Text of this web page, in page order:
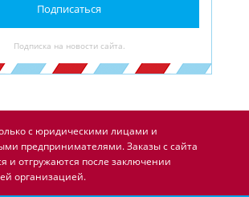
Подписаться
Подписка на новости сайта.
с юридическими лицами и
предпринимателями. Заказы с сайта
и отгружаются после заключении
организацией.